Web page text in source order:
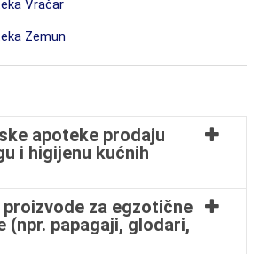
Vračar
Zemun
apoteke prodaju
i higijenu kućnih
za egzotične
(npr. papagaji, glodari,